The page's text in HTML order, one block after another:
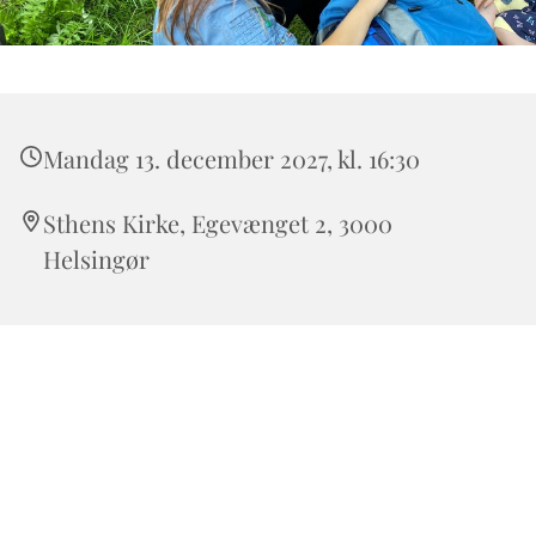
Mandag 13. december 2027, kl. 16:30
Sthens Kirke, Egevænget 2, 3000
Helsingør